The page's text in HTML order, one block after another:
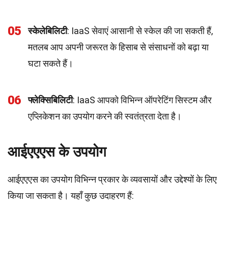
05 स्केलेबिलिटी: IaaS सेवाएं आसानी से स्केल की जा सकती हैं,
मतलब आप अपनी जरूरत के हिसाब से संसाधनों को बढ़ा या
घटा सकते हैं।
06 फ्लेक्सिबिलिटी: IaaS आपको विभिन्न ऑपरेटिंग सिस्टम और
एप्लिकेशन का उपयोग करने की स्वतंत्रता देता है।
आईएएएस के उपयोग
आईएएएस का उपयोग विभिन्न प्रकार के व्यवसायों और उद्देश्यों के लिए
किया जा सकता है। यहाँ कुछ उदाहरण हैं: